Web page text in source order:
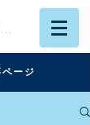
ン
ージ